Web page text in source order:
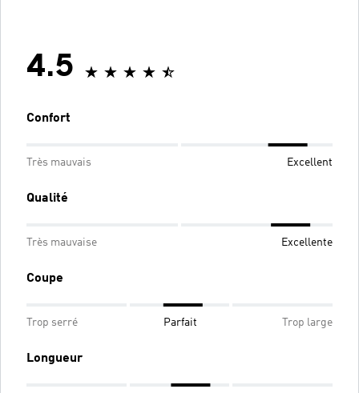
4.5
Confort
Très mauvais Excellent
Qualité
Très mauvaise Excellente
Coupe
Trop serré Parfait Trop large
Longueur